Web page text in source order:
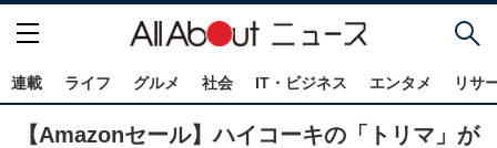
連載 ライフ グルメ 社会 IT・ビジネス エンタメ リサ
【Amazonセール】ハイコーキの「トリマ」が